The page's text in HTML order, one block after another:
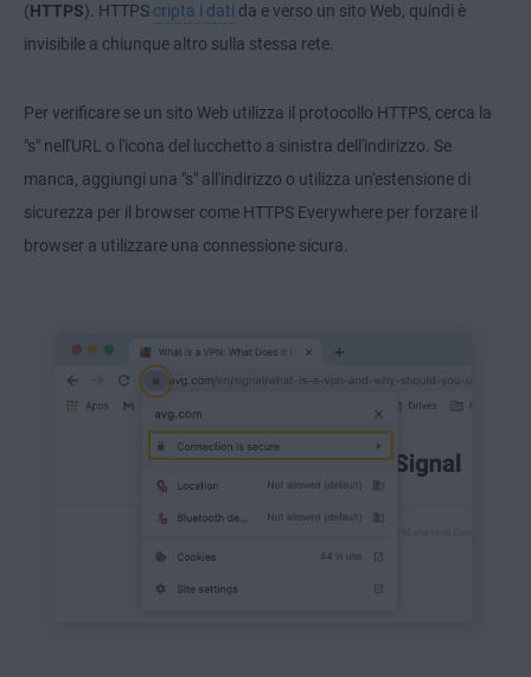
(HTTPS). HTTPS cripta i dati da e verso un sito Web, quindi è
invisibile a chiunque altro sulla stessa rete.
Per verificare se un sito Web utilizza il protocollo HTTPS, cerca la
"s" nell'URL o l'icona del lucchetto a sinistra dell'indirizzo. Se
manca, aggiungi una "s" all'indirizzo o utilizza un'estensione di
sicurezza per il browser come HTTPS Everywhere per forzare il
browser a utilizzare una connessione sicura.